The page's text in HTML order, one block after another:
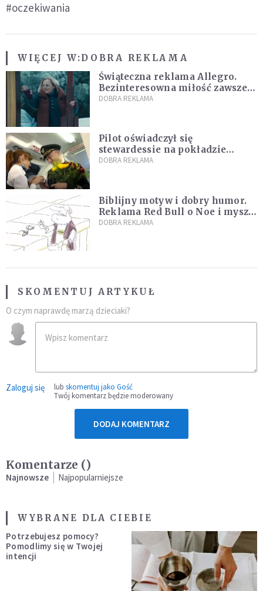
#oczekiwania
WIĘCEJ W:DOBRA REKLAMA
Świąteczna reklama Allegro.
Bezinteresowna miłość zawsze
do nas powraca
DOBRA REKLAMA
Pilot oświadczył się
stewardessie na pokładzie
samolotu PLL LOT [WIDEO]
DOBRA REKLAMA
Biblijny motyw i dobry humor.
Reklama Red Bull o Noe i myszy
rozbawi cię do łez! [WIDEO]
DOBRA REKLAMA
SKOMENTUJ ARTYKUŁ
O czym naprawdę marzą dzieciaki?
Zaloguj się lub skomentuj jako Gość
Twój komentarz będzie moderowany
DODAJ KOMENTARZ
Komentarze ()
Najnowsze Najpopularniejsze
WYBRANE DLA CIEBIE
Potrzebujesz pomocy?
Pomodlimy się w Twojej
intencji